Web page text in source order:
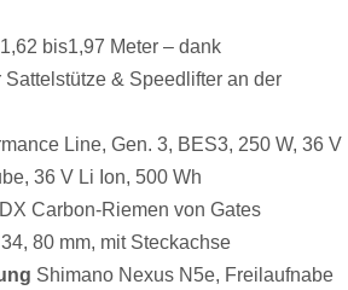
bis1,97 Meter – dank
& Speedlifter an der
Line, Gen. 3, BES3, 250 W, 36 V
36 V Li Ion, 500 Wh
Carbon-Riemen von Gates
80 mm, mit Steckachse
Shimano Nexus N5e, Freilaufnabe